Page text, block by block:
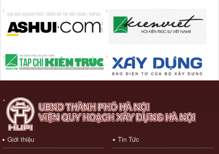
Giới thiệu
Tin Tức